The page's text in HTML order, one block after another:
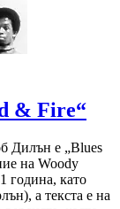
& Fire“
Дилън е „Blues
на Woody
година, като
а текста е на